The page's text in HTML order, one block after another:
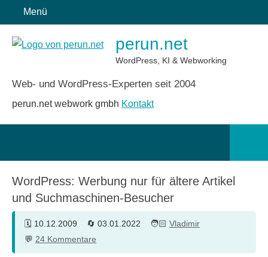
Inhalt
springen
Menü
perun.net
WordPress, KI & Webworking
Web- und WordPress-Experten seit 2004
perun.net webwork gmbh Kontakt
WordPress: Werbung nur für ältere Artikel
und Suchmaschinen-Besucher
10.12.2009 03.01.2022
Vladimir
24 Kommentare